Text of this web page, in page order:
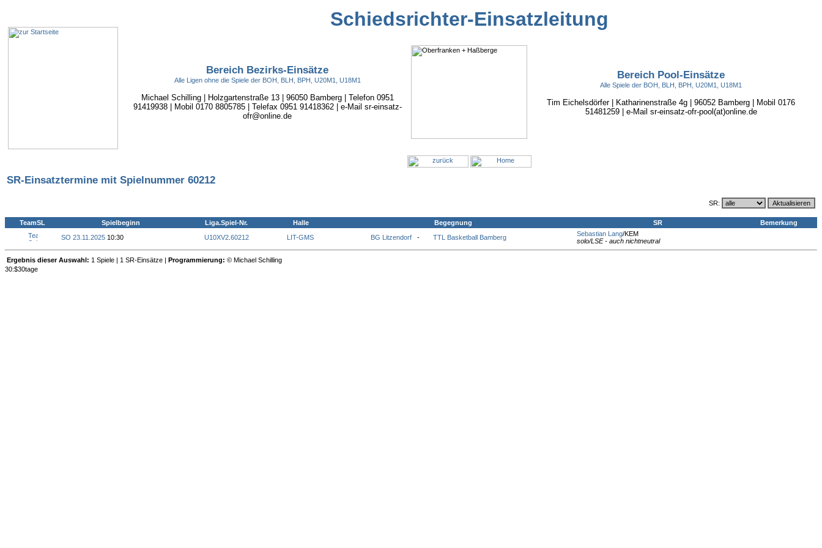
Schiedsrichter-Einsatzleitung
Bereich Bezirks-Einsätze
Alle Ligen ohne die Spiele der BOH, BLH, BPH, U20M1, U18M1
Michael Schilling | Holzgartenstraße 13 | 96050 Bamberg | Telefon 0951
91419938 | Mobil 0170 8805785 | Telefax 0951 91418362 | e-Mail sr-einsatz-
ofr@online.de
Bereich Pool-Einsätze
Alle Spiele der BOH, BLH, BPH, U20M1, U18M1
Tim Eichelsdörfer | Katharinenstraße 4g | 96052 Bamberg | Mobil 0176
51481259 | e-Mail sr-einsatz-ofr-pool(at)online.de
SR-Einsatztermine mit Spielnummer 60212
SR:
TeamSL Spielbeginn Liga.Spiel-Nr. Halle Begegnung SR
Bemerkung
SO 23.11.2025 10:30 U10XV2. 60212 LIT-GMS BG Litzendorf - TTL Basketball Bamberg Sebastian Lang/KEM
solo/LSE - auch nichtneutral
Ergebnis dieser Auswahl: 1 Spiele | 1 SR-Einsätze | Programmierung: © Michael Schilling
30:$30tage